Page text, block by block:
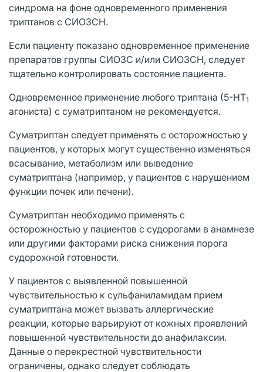
синдрома на фоне одновременного применения
триптанов с СИОЗСН.
Если пациенту показано одновременное применение
препаратов группы СИОЗС и/или СИОЗСН, следует
тщательно контролировать состояние пациента.
Одновременное применение любого триптана (5-HT1
агониста) с суматриптаном не рекомендуется.
Суматриптан следует применять с осторожностью у
пациентов, у которых могут существенно изменяться
всасывание, метаболизм или выведение
суматриптана (например, у пациентов с нарушением
функции почек или печени).
Суматриптан необходимо применять с
осторожностью у пациентов с судорогами в анамнезе
или другими факторами риска снижения порога
судорожной готовности.
У пациентов с выявленной повышенной
чувствительностью к сульфаниламидам прием
суматриптана может вызвать аллергические
реакции, которые варьируют от кожных проявлений
повышенной чувствительности до анафилаксии.
Данные о перекрестной чувствительности
ограничены, однако следует соблюдать